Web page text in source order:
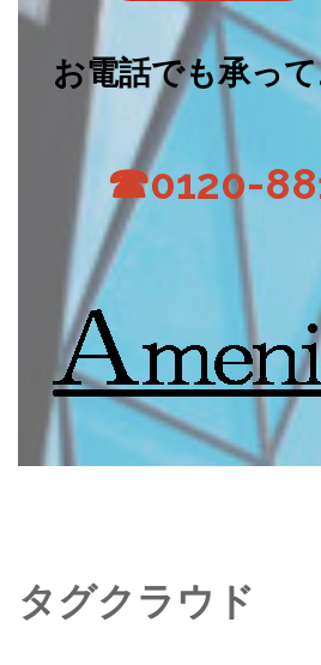
お電話でも承って
☎0120-
タグクラウド